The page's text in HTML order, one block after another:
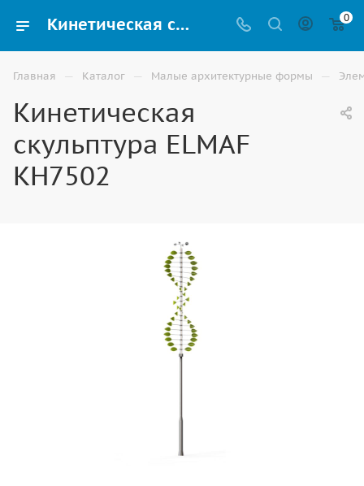
Кинетическая скульптура ELMAF КН7502 для благоустройства территории купить в Астрахани 0
Главная — Каталог — Малые архитектурные формы —
Кинетическая
скульптура ELMAF
КН7502